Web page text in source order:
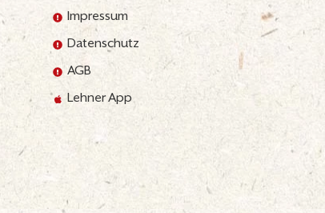
Impressum
Datenschutz
AGB
Lehner App